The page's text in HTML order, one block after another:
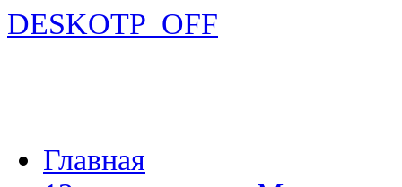
DESKOTP_OFF
Главная